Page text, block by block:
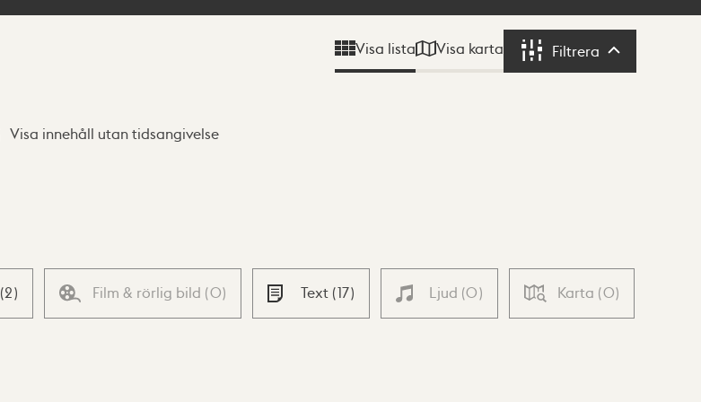
Visa lista Visa karta Filtrera Filtrera
Visa innehåll utan tidsangivelse
(2) Film & rörlig bild (0) Text (17) Ljud (0) Karta (0)